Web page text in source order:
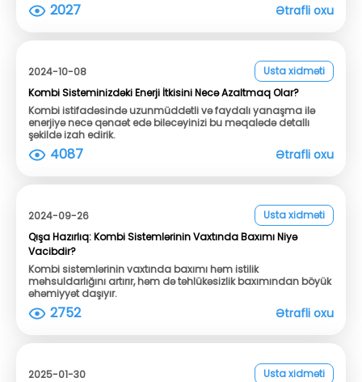
2027 Ətrafli oxu
2024-10-08
Usta xidməti
Kombi Sisteminizdəki Enerji İtkisini Necə Azaltmaq Olar?
Kombi istifadəsində uzunmüddətli və faydalı yanaşma ilə
enerjiyə necə qənaət edə biləcəyinizi bu məqalədə detallı
şəkildə izah edirik.
4087 Ətrafli oxu
2024-09-26
Usta xidməti
Qışa Hazırlıq: Kombi Sistemlərinin Vaxtında Baxımı Niyə
Vacibdir?
Kombi sistemlərinin vaxtında baxımı həm istilik
məhsuldarlığını artırır, həm də təhlükəsizlik baxımından böyük
əhəmiyyət daşıyır.
2752 Ətrafli oxu
2025-01-30
Usta xidməti